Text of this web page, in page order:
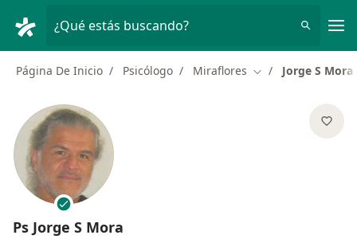
¿Qué estás buscando?
Página De Inicio Psicólogo Miraflores Cambiar de ciudad
Jorge S Mora
Ps Jorge S Mora